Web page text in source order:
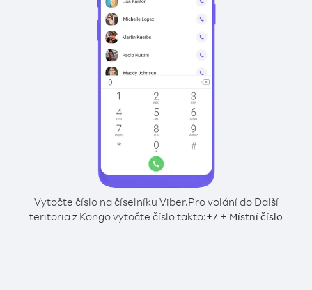
Vytočte číslo na číselníku Viber.Pro volání do Další
teritoria z Kongo vytočte číslo takto:+7 + Místní číslo